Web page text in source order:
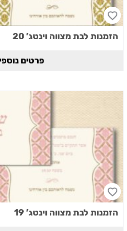
הזמנות לבת מצווה וינטג’ 20
פרטים
הזמנות לבת מצווה וינטג’ 19